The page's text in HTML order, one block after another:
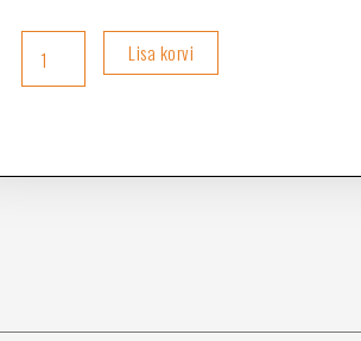
Lisa korvi